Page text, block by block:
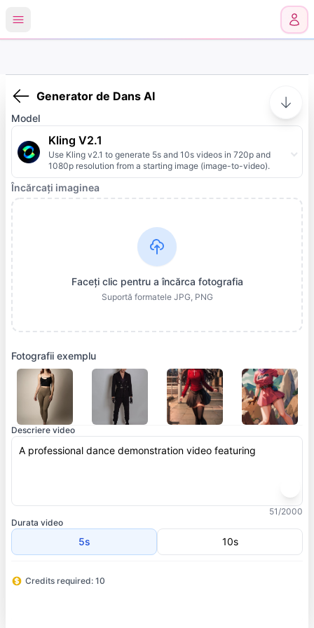
Generator de Dans AI
Model
Kling V2.1
Use Kling v2.1 to generate 5s and 10s videos in 720p and
1080p resolution from a starting image (image-to-video).
Încărcați imaginea
Faceți clic pentru a încărca fotografia
Suportă formatele JPG, PNG
Fotografii exemplu
Descriere video
51/2000
Durata video
5s 10s
Credits required: 10
Generator de Dans AI
Generați videoclipuri de dans AI cu AI